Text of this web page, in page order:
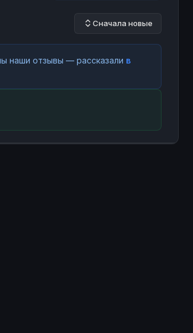
Сначала новые
наши отзывы — рассказали в